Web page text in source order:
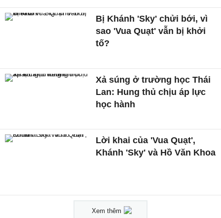
Bị Khánh 'Sky' chửi bới, vì
sao 'Vua Quạt' vẫn bị khởi
tố?
Xả súng ở trường học Thái
Lan: Hung thủ chịu áp lực
học hành
Lời khai của 'Vua Quạt',
Khánh 'Sky' và Hồ Văn Khoa
Xem thêm